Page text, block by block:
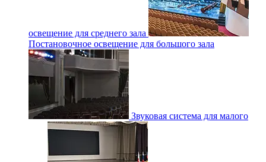
освещение для среднего зала
Постановочное освещение для большого зала
Звуковая система для малого